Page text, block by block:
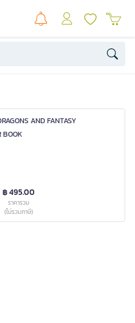
AND FANTASY
BOOK
฿ 495.00
ราคารวม
(ไม่รวมภาษี)